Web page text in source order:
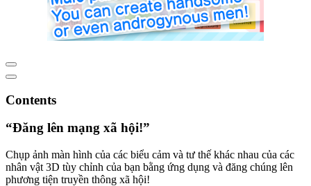
Contents
“Đăng lên mạng xã hội!”
Chụp ảnh màn hình của các biểu cảm và tư thế khác nhau của các
nhân vật 3D tùy chỉnh của bạn bằng ứng dụng và đăng chúng lên
phương tiện truyền thông xã hội!